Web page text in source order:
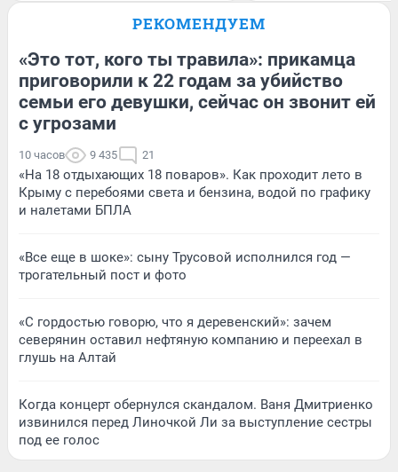
РЕКОМЕНДУЕМ
«Это тот, кого ты травила»: прикамца
приговорили к 22 годам за убийство
семьи его девушки, сейчас он звонит ей
с угрозами
10 часов 9 435 21
«На 18 отдыхающих 18 поваров». Как проходит лето в
Крыму с перебоями света и бензина, водой по графику
и налетами БПЛА
«Все еще в шоке»: сыну Трусовой исполнился год —
трогательный пост и фото
«С гордостью говорю, что я деревенский»: зачем
северянин оставил нефтяную компанию и переехал в
глушь на Алтай
Когда концерт обернулся скандалом. Ваня Дмитриенко
извинился перед Линочкой Ли за выступление сестры
под ее голос